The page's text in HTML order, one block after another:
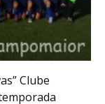
Clube